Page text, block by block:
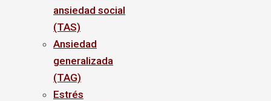
ansiedad social
(TAS)
Ansiedad
generalizada
(TAG)
Estrés